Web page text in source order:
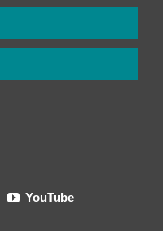
YouTube